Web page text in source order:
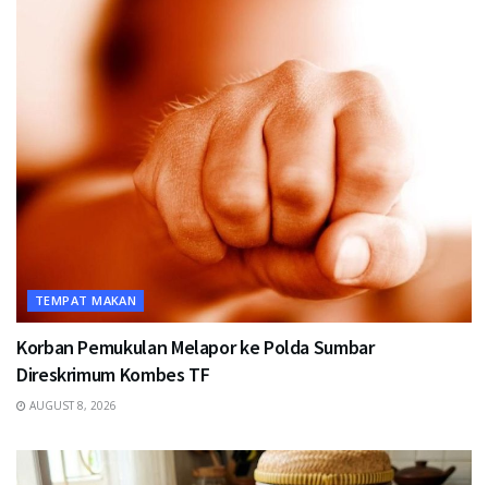
TEMPAT MAKAN
Korban Pemukulan Melapor ke Polda Sumbar
Direskrimum Kombes TF
AUGUST 8, 2026